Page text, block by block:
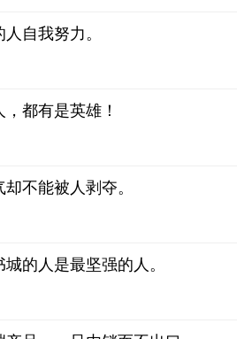
自我努力。
都有是英雄！
不能被人剥夺。
的人是最坚强的人。